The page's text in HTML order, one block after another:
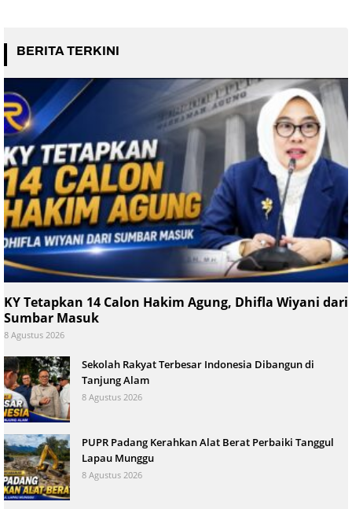
BERITA TERKINI
KY Tetapkan 14 Calon Hakim Agung, Dhifla Wiyani dari
Sumbar Masuk
8 Agustus 2026
Sekolah Rakyat Terbesar Indonesia Dibangun di
Tanjung Alam
8 Agustus 2026
PUPR Padang Kerahkan Alat Berat Perbaiki Tanggul
Lapau Munggu
8 Agustus 2026